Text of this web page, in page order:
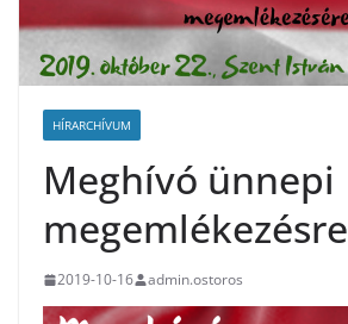
HÍRARCHÍVUM
Meghívó ünnepi
megemlékezésre
2019-10-16 admin.ostoros